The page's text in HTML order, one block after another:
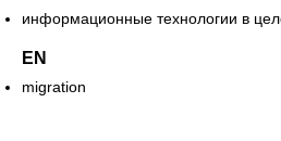
информационные технологии в
EN
migration